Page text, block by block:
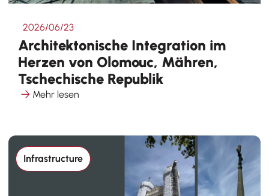
2026/06/23
Architektonische Integration im
Herzen von Olomouc, Mähren,
Tschechische Republik
Mehr lesen
Infrastructure